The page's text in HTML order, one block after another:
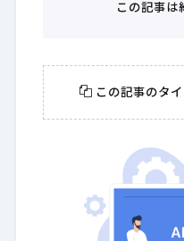
この記事は
この記事のタ